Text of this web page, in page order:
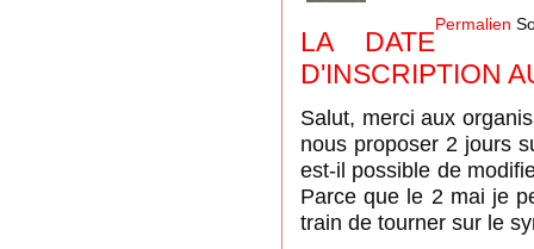
Permalien
LA DATE
D'INSCRIPTION
Salut, merci aux
nous proposer 2 jours
est-il possible de
Parce que le 2 mai je
train de tourner sur le